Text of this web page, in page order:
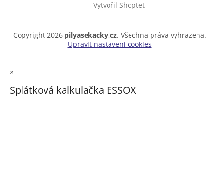
Vytvořil Shoptet
Copyright 2026 pilyasekacky.cz. Všechna práva vyhrazena.
Upravit nastavení cookies
×
Splátková kalkulačka ESSOX